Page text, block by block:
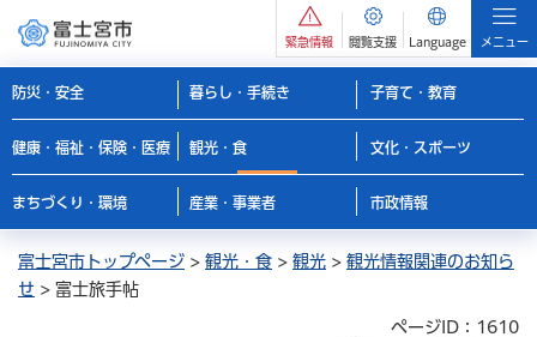
緊急情報 閲覧支援 Language メニュー
防災・安全 暮らし・手続き 子育て・教育
健康・福祉・保険・医療 観光・食 文化・スポーツ
まちづくり・環境 産業・事業者 市政情報
富士宮市トップページ > 観光・食 > 観光 > 観光情報関連のお知ら
せ > 富士旅手帖
ページID：1610